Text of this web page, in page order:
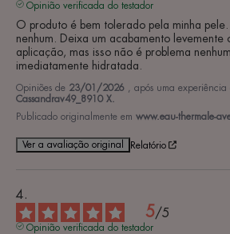
Opinião verificada do testador
O produto é bem tolerado pela minha
nenhum. Deixa um acabamento levemente
aplicação, mas isso não é problema
imediatamente hidratada.
Opiniões de 23/01/2026 , após uma experiência
Cassandrav49_8910 X.
Publicado originalmente em www.eau-thermale-
Ver a avaliação original Relatório
5/5
Opinião verificada do testador